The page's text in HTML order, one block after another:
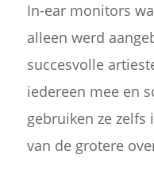
In-ear monitors
alleen werd
succesvolle
iedereen mee en
gebruiken ze
van de grotere